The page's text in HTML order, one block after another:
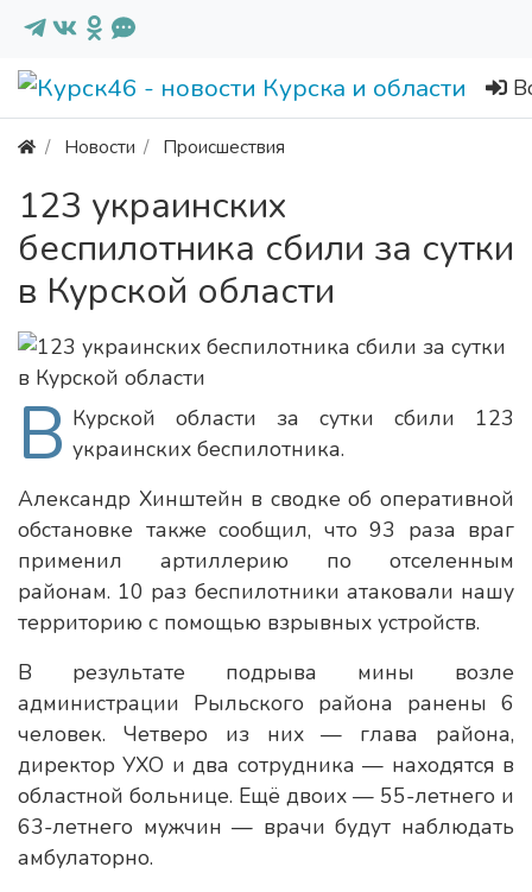
Новости Происшествия
123 украинских
беспилотника сбили за сутки
в Курской области
В Курской области за сутки сбили 123
украинских беспилотника.
Александр Хинштейн в сводке об оперативной
обстановке также сообщил, что 93 раза враг
применил артиллерию по отселенным
районам. 10 раз беспилотники атаковали нашу
территорию с помощью взрывных устройств.
В результате подрыва мины возле
администрации Рыльского района ранены 6
человек. Четверо из них — глава района,
директор УХО и два сотрудника — находятся в
областной больнице. Ещё двоих — 55-летнего и
63-летнего мужчин — врачи будут наблюдать
амбулаторно.